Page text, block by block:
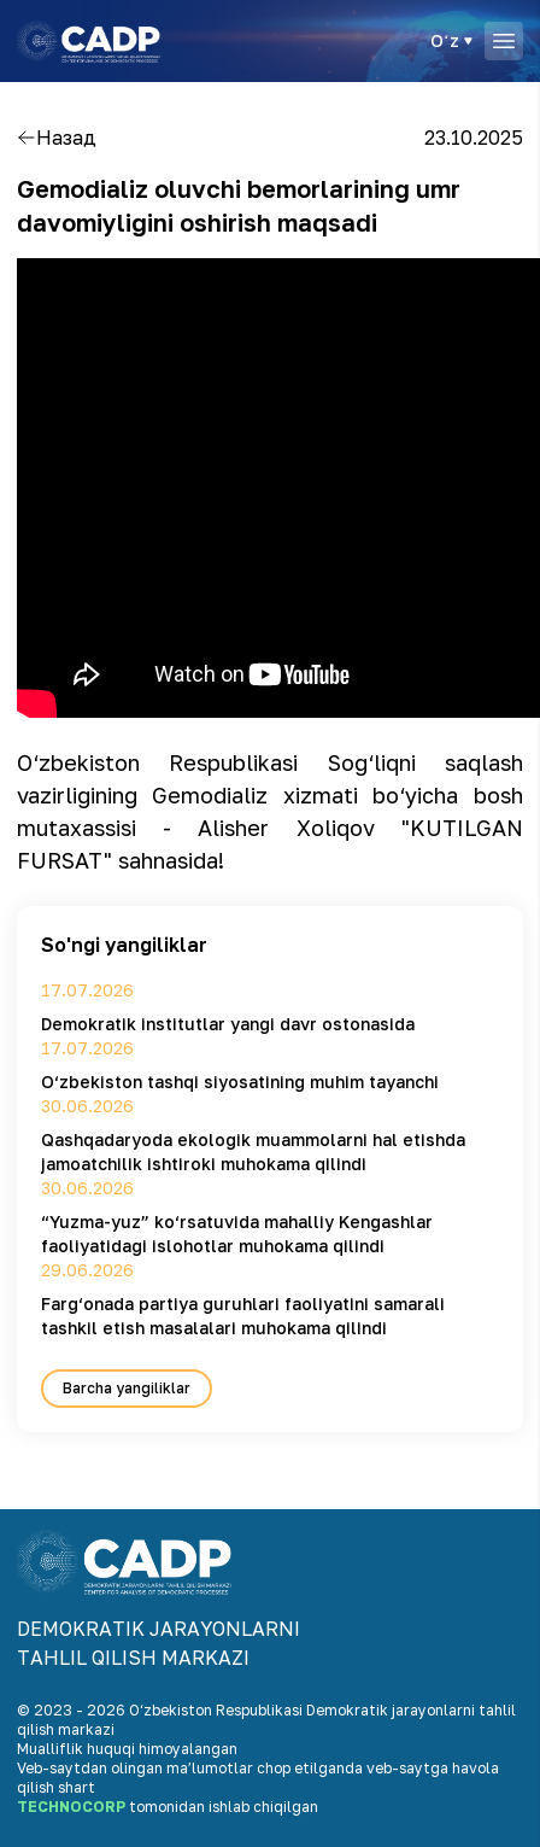
Oʻz
Назад 23.10.2025
Gemodializ oluvchi bemorlarining umr
davomiyligini oshirish maqsadi
O‘zbekiston Respublikasi Sog‘liqni saqlash
vazirligining Gemodializ xizmati bo‘yicha bosh
mutaxassisi - Alisher Xoliqov "KUTILGAN
FURSAT" sahnasida!
So'ngi yangiliklar
17.07.2026
Demokratik institutlar yangi davr ostonasida
17.07.2026
O‘zbekiston tashqi siyosatining muhim tayanchi
30.06.2026
Qashqadaryoda ekologik muammolarni hal etishda
jamoatchilik ishtiroki muhokama qilindi
30.06.2026
“Yuzma-yuz” ko‘rsatuvida mahalliy Kengashlar
faoliyatidagi islohotlar muhokama qilindi
29.06.2026
Farg‘onada partiya guruhlari faoliyatini samarali
tashkil etish masalalari muhokama qilindi
Barcha yangiliklar
DEMOKRАTIK JАRАYONLАRNI
TАHLIL QILISH MАRKАZI
© 2023 - 2026 O‘zbekiston Respublikasi Demokratik jarayonlarni tahlil
qilish markazi
Mualliflik huquqi himoyalangan
Veb-saytdan olingan maʼlumotlar chop etilganda veb-saytga havola
qilish shart
TECHNOCORP tomonidan ishlab chiqilgan